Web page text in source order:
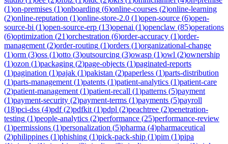
(1)on-premises (1)onboarding (6)online-courses (2)online-learning
(2)online-reputation (1)online-store-2.0 (1)open-source (6)open-
source-bi (1)open-source-erp (13)openai (1)openclaw (85)operations
(6)optimization (21)orchestration (6)order-accuracy (1)order-
management (2)order-routing (1)orders (1)organizational-change
(1)orm (3)oss (1)otto (3)outsourcing (3)owasp (1)owl (2)ownership
(1)ozon (1)packaging (2)page-objects (1)paginated-reports
(1)pagination (1)pajak (1)pakistan (2)paperless (1)parts-distribution
(1)parts-management (1)patents (1)patient-analytics (1)patient-care
(2)patient-management (1)patient-recall (1)patterns (5)payment
(1)payment-security (2)payment-terms (1)payments (5)payroll
(18)pci-dss (4)pdf(2)pdfkit (1)pdpl (2)peachtree (2)penetration-
testing (1)people-analytics (2)performance (25)performance-review
(1)permissions (1)personalization (5)pharma (4)pharmaceutical
(2)philippines (1)phishing (1)pick-pack-ship (1)pim (1)pipa